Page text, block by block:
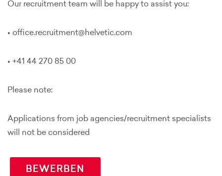
Our recruitment team will be happy to assist you:
• office.recruitment@helvetic.com
• +41 44 270 85 00
Please note:
Applications from job agencies/recruitment specialists
will not be considered
BEWERBEN